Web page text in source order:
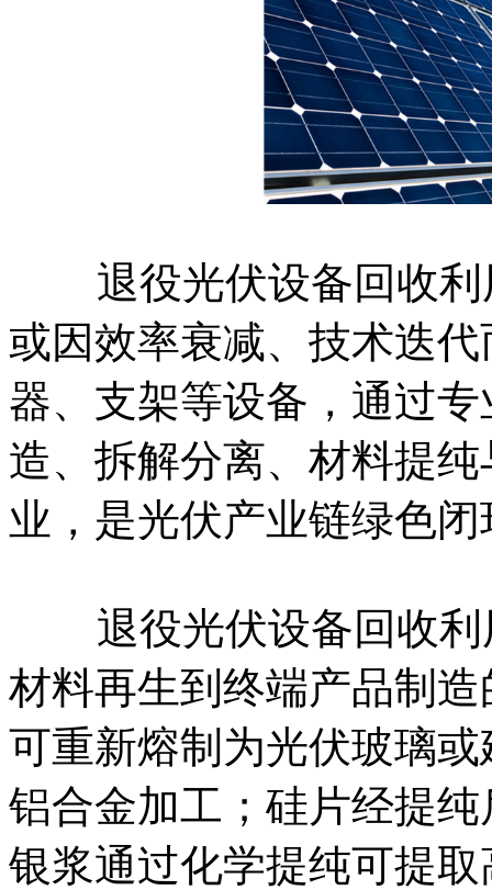
退役光伏设备回收利
或因效率衰减、技术迭
器、支架等设备，通过
造、拆解分离、材料提
业，是光伏产业链绿色
退役光伏设备回收利
材料再生到终端产品制
可重新熔制为光伏玻璃
铝合金加工；硅片经提
银浆通过化学提纯可提